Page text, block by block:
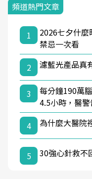
頻道熱門文章
1
2026七夕什
禁忌一次看
2
濾藍光產品
3
每分鐘190萬
4.5小時，醫
4
為什麼大醫院
5 30強心針救不